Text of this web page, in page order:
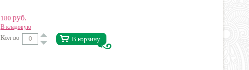
180 руб.
В кладовую
Кол-во В корзину